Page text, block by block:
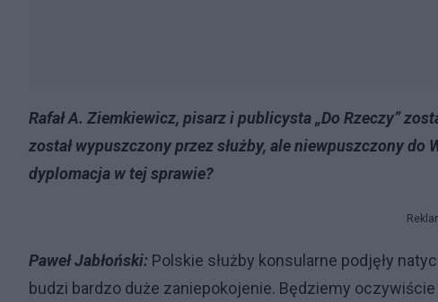
Rafał A. Ziemkiewicz, pisarz i publicysta „Do Rzeczy”
został wypuszczony przez służby, ale niewpuszczony
dyplomacja w tej sprawie?
Paweł Jabłoński: Polskie służby konsularne podjęły
budzi bardzo duże zaniepokojenie. Będziemy